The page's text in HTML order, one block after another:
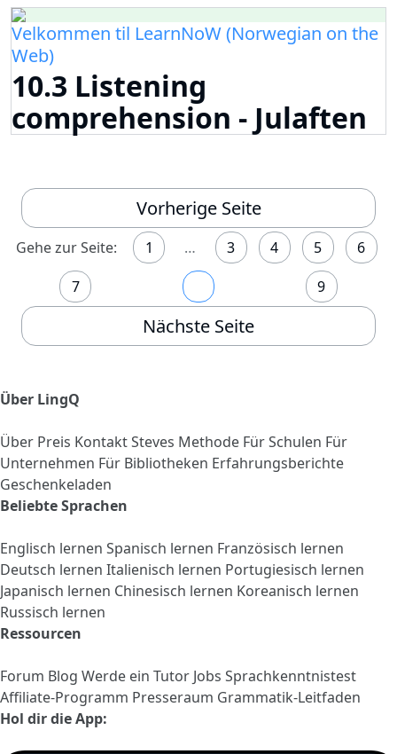
Velkommen til LearnNoW (Norwegian on the
Web)
10.3 Listening
comprehension - Julaften
Vorherige Seite
Gehe zur Seite: 1 … 3 4 5
6
7
9
Nächste Seite
Über LingQ
Über Preis KontaktSteves Methode Für Schulen Für
Unternehmen Für Bibliotheken Erfahrungsberichte
Geschenkeladen
Beliebte Sprachen
Englisch lernen Spanisch lernen Französisch lernen
Deutsch lernen Italienisch lernen Portugiesisch lernen
Japanisch lernen Chinesisch lernen Koreanisch lernen
Russisch lernen
Ressourcen
Forum Blog Werde ein Tutor Jobs Sprachkenntnistest
Affiliate-Programm Presseraum Grammatik-Leitfaden
Hol dir die App: